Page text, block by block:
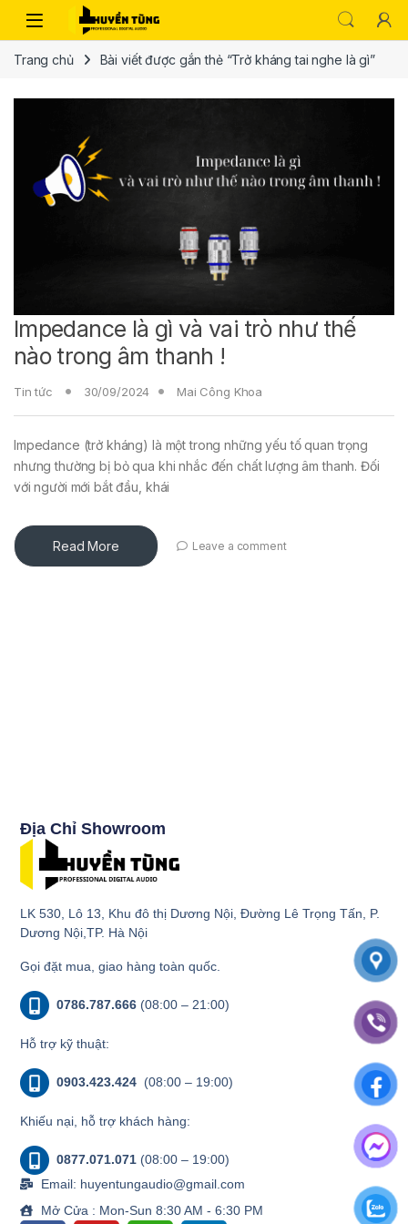
Trang chủ Bài viết được gắn thẻ “Trở kháng tai nghe là gì”
Impedance là gì và vai trò như thế
nào trong âm thanh !
Tin tức 30/09/2024 Mai Công Khoa
Impedance (trở kháng) là một trong những yếu tố quan trọng
nhưng thường bị bỏ qua khi nhắc đến chất lượng âm thanh. Đối
với người mới bắt đầu, khái
Read More Leave a comment
Địa Chỉ Showroom
LK 530, Lô 13, Khu đô thị Dương Nội, Đường Lê Trọng Tấn, P.
Dương Nội,TP. Hà Nội
Gọi đặt mua, giao hàng toàn quốc.
0786.787.666 (08:00 – 21:00)
Hỗ trợ kỹ thuật:
0903.423.424 (08:00 – 19:00)
Khiếu nại, hỗ trợ khách hàng:
0877.071.071 (08:00 – 19:00)
Email: huyentungaudio@gmail.com
Mở Cửa : Mon-Sun 8:30 AM - 6:30 PM